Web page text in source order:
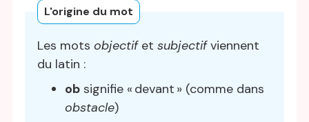
L'origine du mot
Les mots objectifet subjectifviennent
du latin :
ob signifie « devant » (comme dans
obstacle)